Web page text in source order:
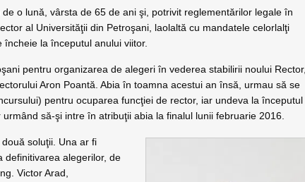
o lună, vârsta de 65 de ani şi, potrivit reglementărilor legale în
al Universităţii din Petroşani, laolaltă cu mandatele celorlalţi
la începutul anului viitor.
pentru organizarea de alegeri în vederea stabilirii noului Rector,
Aron Poantă. Abia în toamna acestui an însă, urmau să se
pentru ocuparea funcţiei de rector, iar undeva la începutul
să-şi intre în atribuţii abia la finalul lunii februarie 2016.
soluţii. Una ar fi
definitivarea alegerilor, de
Victor Arad,